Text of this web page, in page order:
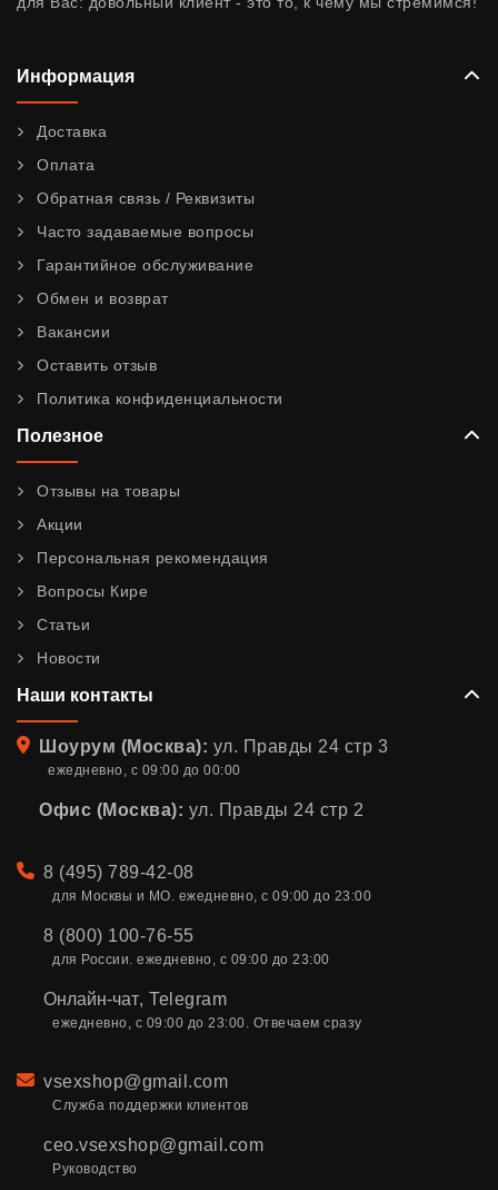
Информация
Доставка
Оплата
Обратная связь / Реквизиты
Часто задаваемые вопросы
Гарантийное обслуживание
Обмен и возврат
Вакансии
Оставить отзыв
Политика конфиденциальности
Полезное
Отзывы на товары
Акции
Персональная рекомендация
Вопросы Кире
Статьи
Новости
Наши контакты
Адрес
Шоурум (Москва): ул. Правды 24 стр 3
ежедневно, с 09:00 до 00:00
Офис (Москва): ул. Правды 24 стр 2
Телефон
8 (495) 789-42-08
для Москвы и МО. ежедневно, с 09:00 до 23:00
8 (800) 100-76-55
для России. ежедневно, с 09:00 до 23:00
Онлайн-чат, Telegram
ежедневно, с 09:00 до 23:00. Отвечаем сразу
Email
vsexshop@gmail.com
Служба поддержки клиентов
ceo.vsexshop@gmail.com
Руководство